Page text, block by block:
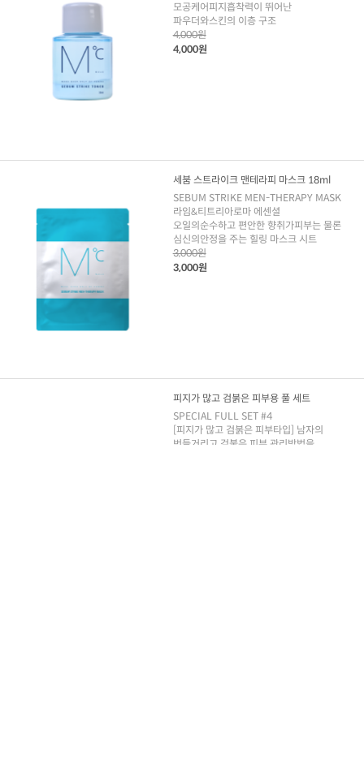
모공케어피지흡착력이 뛰어난
파우더와스킨의 이층 구조
4,000원
4,000원
세붐 스트라이크 맨테라피 마스크 18ml
SEBUM STRIKE MEN-THERAPY MASK
라임&티트리아로마 에센셜
오일의순수하고 편안한 향취가피부는 물론
심신의안정을 주는 힐링 마스크 시트
3,000원
3,000원
피지가 많고 검붉은 피부용 풀 세트
SPECIAL FULL SET #4
[피지가 많고 검붉은 피부타입] 남자의
번들거리고 검붉은 피부 관리방법을